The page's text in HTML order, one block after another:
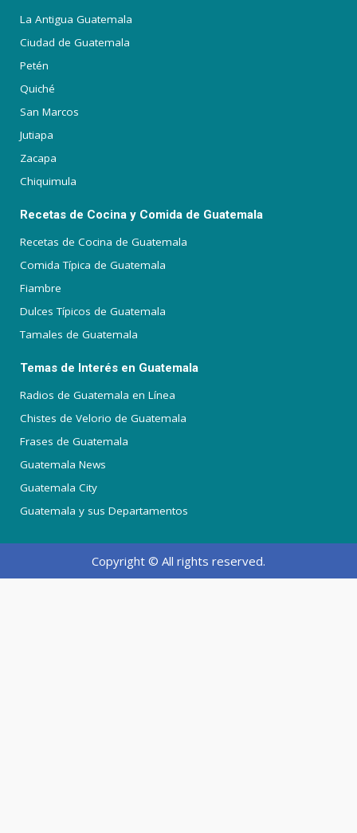
La Antigua Guatemala
Ciudad de Guatemala
Petén
Quiché
San Marcos
Jutiapa
Zacapa
Chiquimula
Recetas de Cocina y Comida de Guatemala
Recetas de Cocina de Guatemala
Comida Típica de Guatemala
Fiambre
Dulces Típicos de Guatemala
Tamales de Guatemala
Temas de Interés en Guatemala
Radios de Guatemala en Línea
Chistes de Velorio de Guatemala
Frases de Guatemala
Guatemala News
Guatemala City
Guatemala y sus Departamentos
Copyright © All rights reserved.